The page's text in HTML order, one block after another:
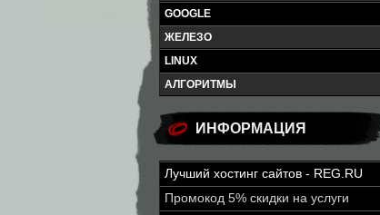
GOOGLE
ЖЕЛЕЗО
LINUX
АЛГОРИТМЫ
ИНФОРМАЦИЯ
Лучший хостинг сайтов - REG.RU
Промокод 5% скидки на услуги